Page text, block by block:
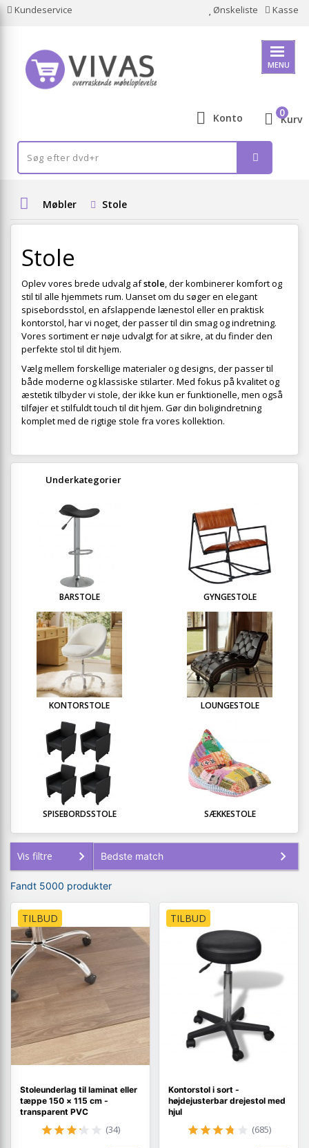
Kundeservice Ønskeliste Kasse
MENU
Konto Kurv
0
Møbler Stole
Stole
Oplev vores brede udvalg afstole, der kombinerer komfort og
stil til alle hjemmets rum. Uanset om du søger en elegant
spisebordsstol, en afslappende lænestol eller en praktisk
kontorstol, har vi noget, der passer til din smag og indretning.
Vores sortiment er nøje udvalgt for at sikre, at du finder den
perfekte stol til dit hjem.
Vælg mellem forskellige materialer og designs, der passer til
både moderne og klassiske stilarter. Med fokus på kvalitet og
æstetik tilbyder vi stole, der ikke kun er funktionelle, men også
tilføjer et stilfuldt touch til dit hjem. Gør din boligindretning
komplet med de rigtige stole fra vores kollektion.
Underkategorier
BARSTOLE GYNGESTOLE
KONTORSTOLE LOUNGESTOLE
SPISEBORDSSTOLE SÆKKESTOLE
Vis filtre
Fandt 5000 produkter
TILBUD
Stoleunderlag til laminat eller
tæppe 150 × 115 cm -
transparent PVC
(34)
TILBUD
Kontorstol i sort -
højdejusterbar drejestol med
hjul
(685)